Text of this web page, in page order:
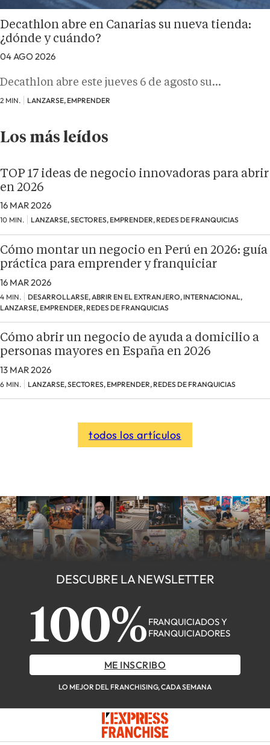
Decathlon abre en Canarias su nueva tienda:
¿dónde y cuándo?
04 AGO 2026
Decathlon abre este jueves 6 de agosto su…
2 MIN. LANZARSE, EMPRENDER
Los más leídos
TOP 17 ideas de negocio innovadoras para abrir
en 2026
16 MAR 2026
10 MIN. LANZARSE, SECTORES, EMPRENDER, REDES DE FRANQUICIAS
Cómo montar un negocio en Perú en 2026: guía
práctica para emprender y franquiciar
16 MAR 2026
4 MIN.
DESARROLLARSE, ABRIR EN EL EXTRANJERO, INTERNACIONAL,
LANZARSE, EMPRENDER, REDES DE FRANQUICIAS
Cómo abrir un negocio de ayuda a domicilio a
personas mayores en España en 2026
13 MAR 2026
6 MIN. LANZARSE, SECTORES, EMPRENDER, REDES DE FRANQUICIAS
todos los artículos
DESCUBRE LA NEWSLETTER
100% FRANQUICIADOS Y
FRANQUICIADORES
ME INSCRIBO
LO MEJOR DEL FRANCHISING, CADA SEMANA